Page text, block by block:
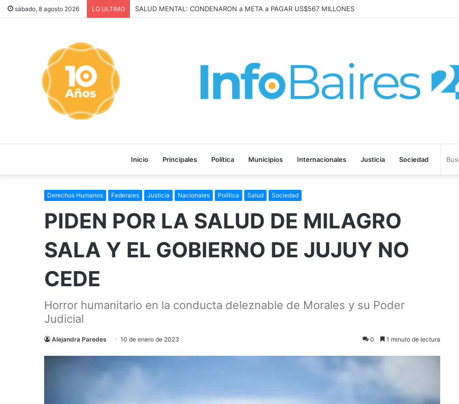
sábado, 8 agosto 2026 LO ULTIMO SALUD MENTAL: CONDENARON a META a PAGAR US$567 MILLONES
Inicio Principales Política Municipios Internacionales Justicia Sociedad
Derechos Humanos Federales Justicia Nacionales Política Salud Sociedad
PIDEN POR LA SALUD DE MILAGRO
SALA Y EL GOBIERNO DE JUJUY NO
CEDE
Horror humanitario en la conducta deleznable de Morales y su Poder
Judicial
Alejandra Paredes 10 de enero de 2023 0 1 minuto de lectura